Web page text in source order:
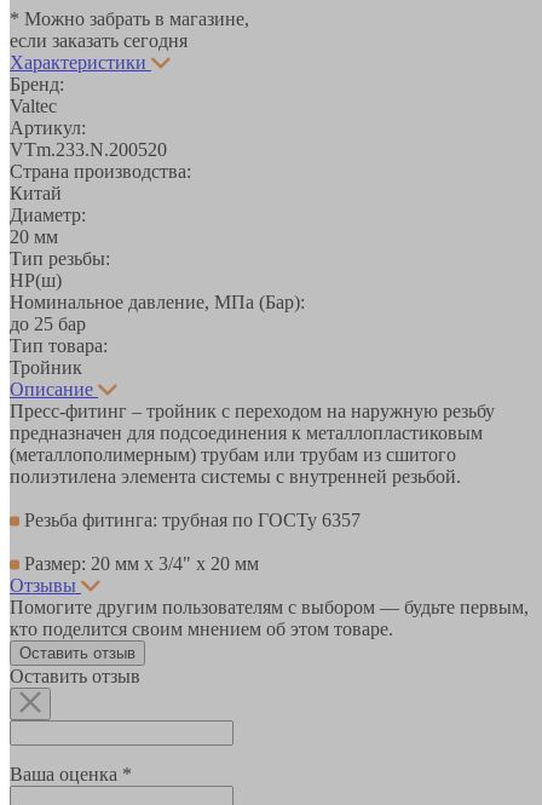
* Можно забрать в магазине,
если заказать сегодня
Характеристики
Бренд:
Valtec
Артикул:
VTm.233.N.200520
Страна производства:
Китай
Диаметр:
20 мм
Тип резьбы:
НР(ш)
Номинальное давление, МПа (Бар):
до 25 бар
Тип товара:
Тройник
Описание
Пресс-фитинг – тройник с переходом на наружную резьбу
предназначен для подсоединения к металлопластиковым
(металлополимерным) трубам или трубам из сшитого
полиэтилена элемента системы с внутренней резьбой.
Резьба фитинга: трубная по ГОСТу 6357
Размер: 20 мм х 3/4" х 20 мм
Отзывы
Помогите другим пользователям с выбором — будьте первым,
кто поделится своим мнением об этом товаре.
Оставить отзыв
Оставить отзыв
Ваша оценка *